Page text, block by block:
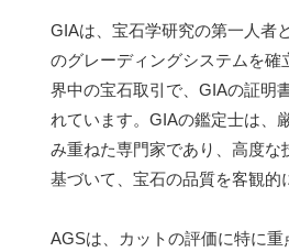
GIAは、宝石学研究の第一人者
のグレーディングシステムを確
界中の宝石取引で、GIAの証明
れています。GIAの鑑定士は、
み重ねた専門家であり、高度な
基づいて、宝石の品質を客観的
AGSは、カットの評価に特に